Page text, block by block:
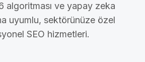
algoritması ve yapay zeka
uyumlu, sektörünüze özel
SEO hizmetleri.